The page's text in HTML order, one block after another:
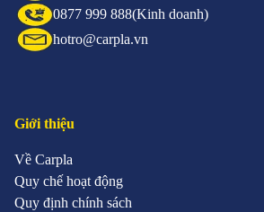
0877 999 888(Kinh doanh)
hotro@carpla.vn
Giới thiệu
Về Carpla
Quy chế hoạt động
Quy định chính sách